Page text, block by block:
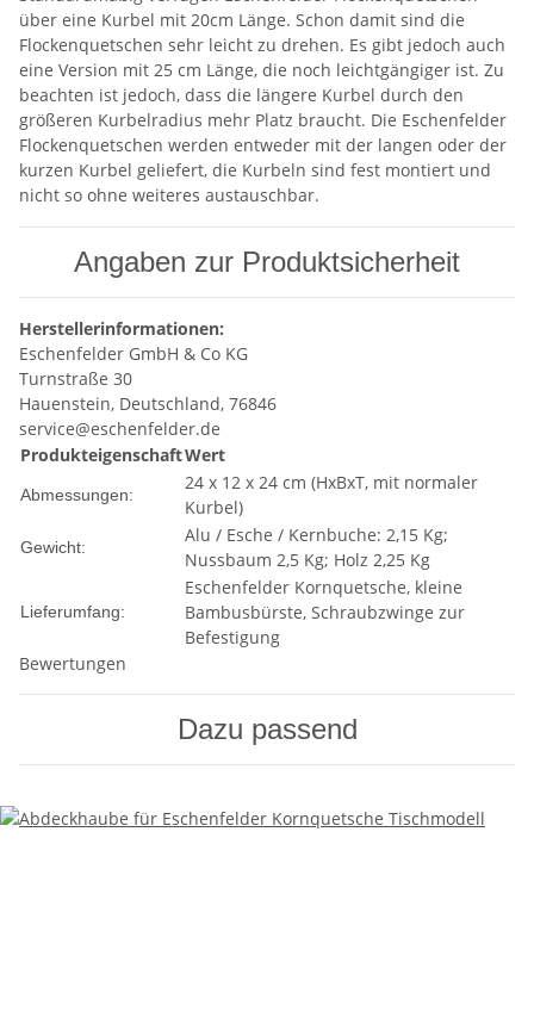
über eine Kurbel mit 20cm Länge. Schon damit sind die
Flockenquetschen sehr leicht zu drehen. Es gibt jedoch auch
eine Version mit 25 cm Länge, die noch leichtgängiger ist. Zu
beachten ist jedoch, dass die längere Kurbel durch den
größeren Kurbelradius mehr Platz braucht. Die Eschenfelder
Flockenquetschen werden entweder mit der langen oder der
kurzen Kurbel geliefert, die Kurbeln sind fest montiert und
nicht so ohne weiteres austauschbar.
Angaben zur Produktsicherheit
Herstellerinformationen:
Eschenfelder GmbH & Co KG
Turnstraße 30
Hauenstein, Deutschland, 76846
service@eschenfelder.de
ProdukteigenschaftWert
Abmessungen:
24 x 12 x 24 cm (HxBxT, mit normaler
Kurbel)
Gewicht:
Alu / Esche / Kernbuche: 2,15 Kg;
Nussbaum 2,5 Kg; Holz 2,25 Kg
Lieferumfang:
Eschenfelder Kornquetsche, kleine
Bambusbürste, Schraubzwinge zur
Befestigung
Bewertungen
Dazu passend